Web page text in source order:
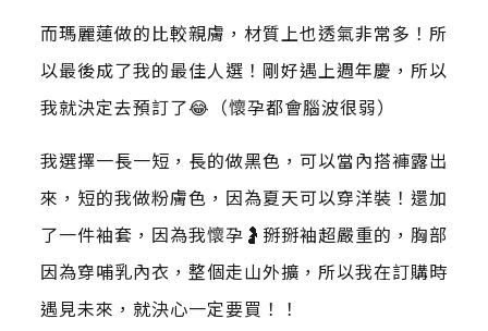
而瑪麗蓮做的比較親膚，材質上也透氣非常多！所
以最後成了我的最佳人選！剛好遇上週年慶，所以
我就決定去預訂了😂（懷孕都會腦波很弱）
我選擇一長一短，長的做黑色，可以當內搭褲露出
來，短的我做粉膚色，因為夏天可以穿洋裝！還加
了一件袖套，因為我懷孕🤰掰掰袖超嚴重的，胸部
因為穿哺乳內衣，整個走山外擴，所以我在訂購時
遇見未來，就決心一定要買！！